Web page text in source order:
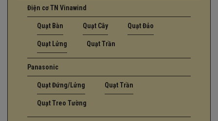
Điện cơ TN Vinawind
Quạt Bàn Quạt Cây Quạt Đảo
Quạt Lửng Quạt Trần
Panasonic
Quạt Đứng/Lửng Quạt Trần
Quạt Treo Tường